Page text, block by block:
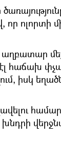
որ
աղբատար
հաճախ
իսկ